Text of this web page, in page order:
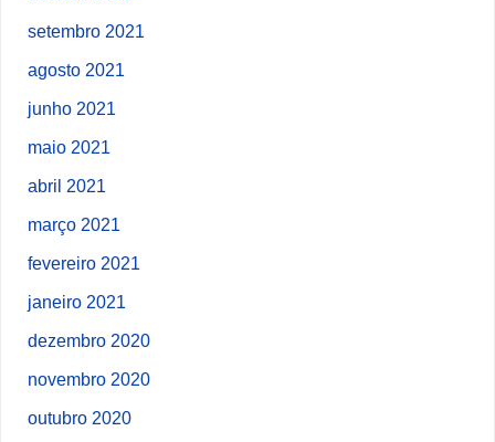
setembro 2021
agosto 2021
junho 2021
maio 2021
abril 2021
março 2021
fevereiro 2021
janeiro 2021
dezembro 2020
novembro 2020
outubro 2020